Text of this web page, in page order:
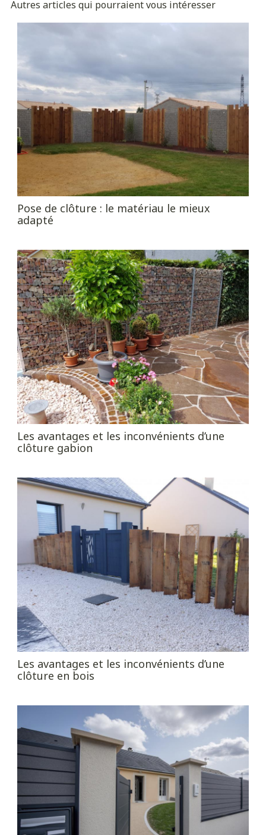
Autres articles qui pourraient vous intéresser
Pose de clôture : le matériau le mieux
adapté
Les avantages et les inconvénients d’une
clôture gabion
Les avantages et les inconvénients d’une
clôture en bois